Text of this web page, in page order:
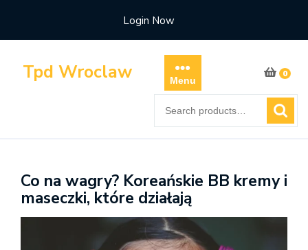
content
Login Now
Tpd Wroclaw Menu
0
for:
Co na wagry? Koreańskie BB kremy i
maseczki, które działają